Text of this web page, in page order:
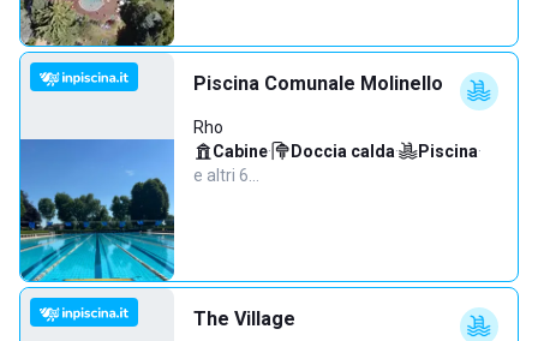
Piscina Comunale Molinello
Rho
Cabine· Doccia calda· Piscina·
e altri 6…
The Village